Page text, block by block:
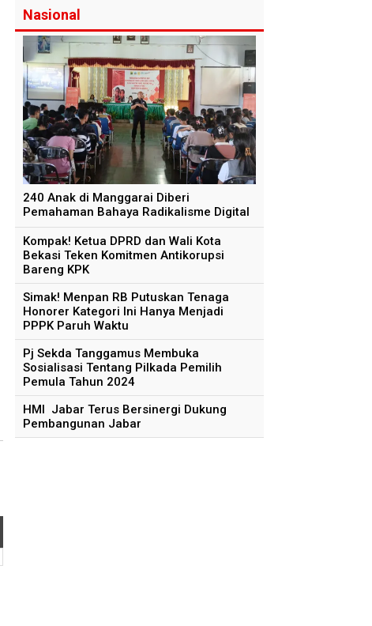
Nasional
240 Anak di Manggarai Diberi
Pemahaman Bahaya Radikalisme Digital
Kompak! Ketua DPRD dan Wali Kota
Bekasi Teken Komitmen Antikorupsi
Bareng KPK
Simak! Menpan RB Putuskan Tenaga
Honorer Kategori Ini Hanya Menjadi
PPPK Paruh Waktu
Pj Sekda Tanggamus Membuka
Sosialisasi Tentang Pilkada Pemilih
Pemula Tahun 2024
HMI Jabar Terus Bersinergi Dukung
Pembangunan Jabar